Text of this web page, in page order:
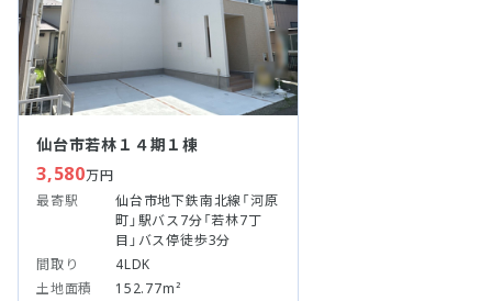
仙台市若林１４期１棟
3,580万円
最寄駅
仙台市地下鉄南北線「河原
町」駅バス7分「若林7丁
目」バス停徒歩3分
間取り
4LDK
土地面積
152.77m²